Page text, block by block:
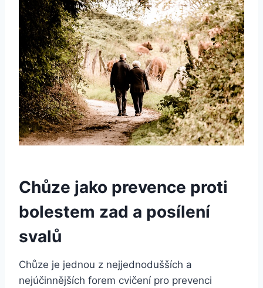
Chůze jako prevence proti
bolestem zad a posílení
svalů
Chůze je jednou z nejjednodušších a
nejúčinnějších forem cvičení pro prevenci